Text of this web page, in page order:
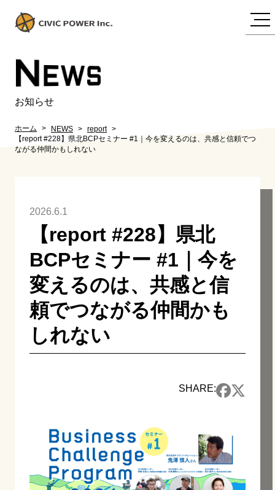
NEWS
お知らせ
ホーム NEWS
report
【report #228】県北BCPセミナー #1｜今を変えるのは、共感と信頼でつ
ながる仲間かもしれない
2026.6.1
【report #228】県北
BCPセミナー #1｜今を
変えるのは、共感と信
頼でつながる仲間かも
しれない
SHARE: